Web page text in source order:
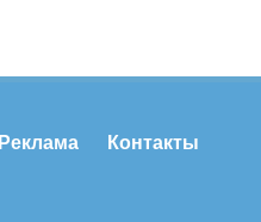
Реклама Контакты